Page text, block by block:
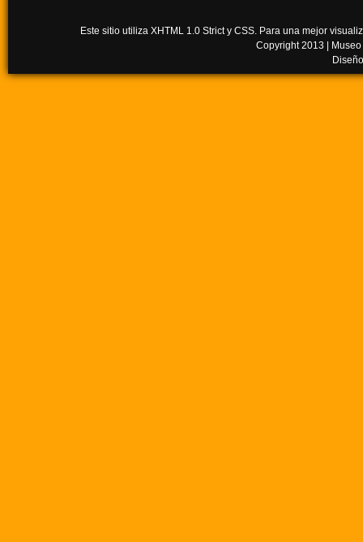
Este sitio utiliza XHTML 1.0 Strict y CSS. Para una mejor
Copyright 2013 |